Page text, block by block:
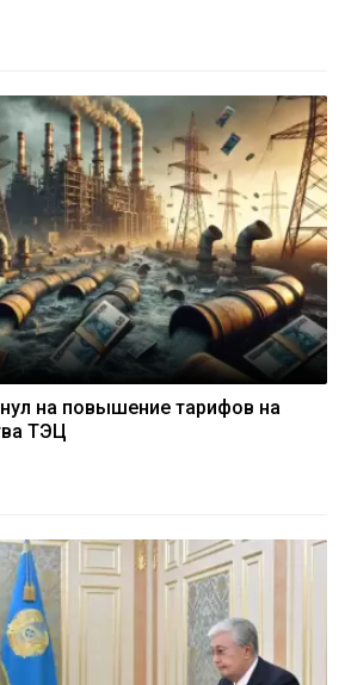
на повышение тарифов на
ТЭЦ